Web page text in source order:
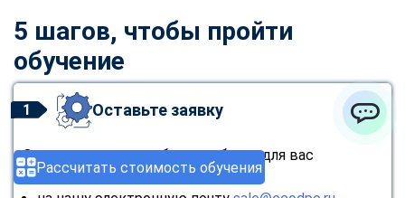
Рассчитать стоимость обучения
5 шагов, чтобы пройти
обучение
1 Оставьте заявку
Оставьте заявку любым удобным для вас
способом: